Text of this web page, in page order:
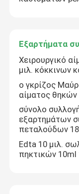
Εξαρτήματα
Χειρουργικό
μιλ. κόκκινων
ο γκρίζος
αίματος
σύνολο
εξαρτημάτων
πεταλούδων
Edta 10 μιλ.
πηκτικών